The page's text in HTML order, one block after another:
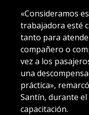
«Consideramos
trabajadora esté
tanto para
compañero o
vez a los
una
práctica»,
Santín, durante
capacitación.